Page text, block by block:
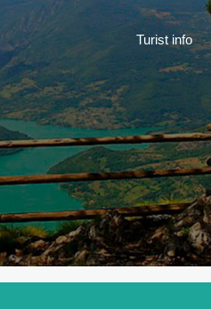
Turist info